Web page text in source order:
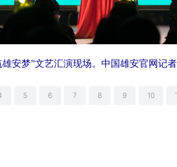
雄安梦”文艺汇演现场。中国雄安官网记
5 6 7 8 9 10